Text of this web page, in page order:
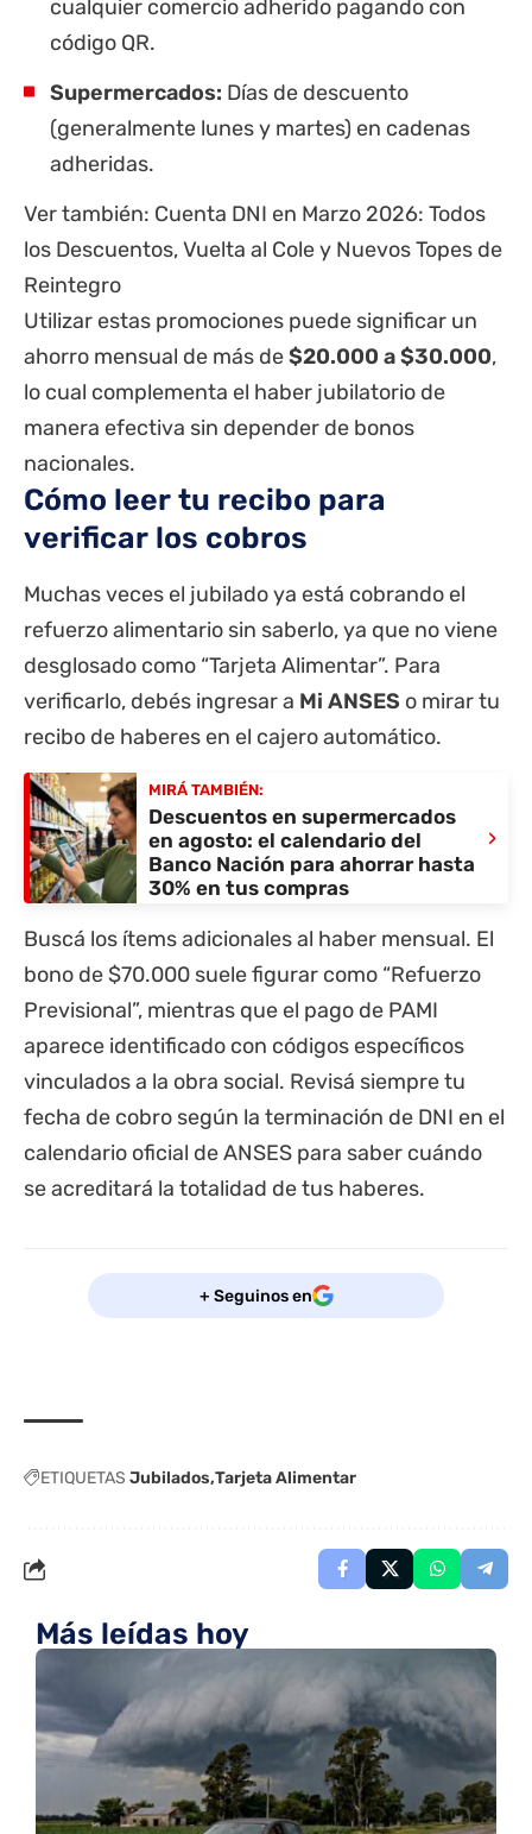
cualquier comercio adherido pagando con
código QR.
Supermercados: Días de descuento
(generalmente lunes y martes) en cadenas
adheridas.
Ver también: Cuenta DNI en Marzo 2026: Todos
los Descuentos, Vuelta al Cole y Nuevos Topes de
Reintegro
Utilizar estas promociones puede significar un
ahorro mensual de más de$20.000 a $30.000,
lo cual complementa el haber jubilatorio de
manera efectiva sin depender de bonos
nacionales.
Cómo leer tu recibo para
verificar los cobros
Muchas veces el jubilado ya está cobrando el
refuerzo alimentario sin saberlo, ya que no viene
desglosado como “Tarjeta Alimentar”. Para
verificarlo, debés ingresar a Mi ANSES o mirar tu
recibo de haberes en el cajero automático.
MIRÁ TAMBIÉN:
Descuentos en supermercados
en agosto: el calendario del
Banco Nación para ahorrar hasta
30% en tus compras
›
Buscá los ítems adicionales al haber mensual. El
bono de $70.000 suele figurar como “Refuerzo
Previsional”, mientras que el pago de PAMI
aparece identificado con códigos específicos
vinculados a la obra social. Revisá siempre tu
fecha de cobro según la terminación de DNI en el
calendario oficial de ANSES para saber cuándo
se acreditará la totalidad de tus haberes.
+ Seguinos en
ETIQUETAS Jubilados Tarjeta Alimentar
Más leídas hoy